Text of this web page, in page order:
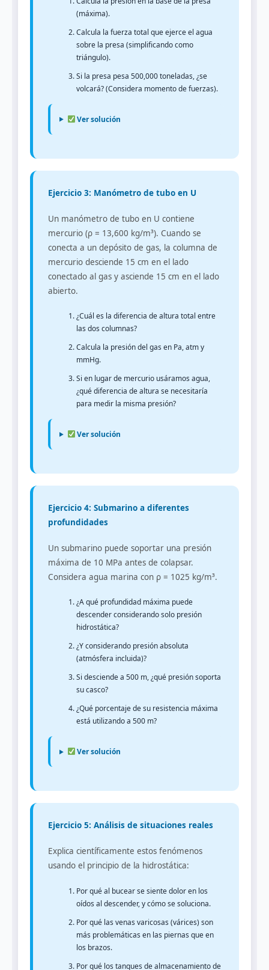
(máxima).
Calcula la fuerza total que ejerce el agua
sobre la presa (simplificando como
triángulo).
Si la presa pesa 500,000 toneladas, ¿se
volcará? (Considera momento de fuerzas).
Ver solución
Ejercicio 3: Manómetro de tubo en U
Un manómetro de tubo en U contiene
mercurio (ρ = 13,600 kg/m³). Cuando se
conecta a un depósito de gas, la columna de
mercurio desciende 15 cm en el lado
conectado al gas y asciende 15 cm en el lado
abierto.
¿Cuál es la diferencia de altura total entre
las dos columnas?
Calcula la presión del gas en Pa, atm y
mmHg.
Si en lugar de mercurio usáramos agua,
¿qué diferencia de altura se necesitaría
para medir la misma presión?
Ver solución
Ejercicio 4: Submarino a diferentes
profundidades
Un submarino puede soportar una presión
máxima de 10 MPa antes de colapsar.
Considera agua marina con ρ = 1025 kg/m³.
¿A qué profundidad máxima puede
descender considerando solo presión
hidrostática?
¿Y considerando presión absoluta
(atmósfera incluida)?
Si desciende a 500 m, ¿qué presión soporta
su casco?
¿Qué porcentaje de su resistencia máxima
está utilizando a 500 m?
Ver solución
Ejercicio 5: Análisis de situaciones reales
Explica científicamente estos fenómenos
usando el principio de la hidrostática:
Por qué al bucear se siente dolor en los
oídos al descender, y cómo se soluciona.
Por qué las venas varicosas (várices) son
más problemáticas en las piernas que en
los brazos.
Por qué los tanques de almacenamiento de